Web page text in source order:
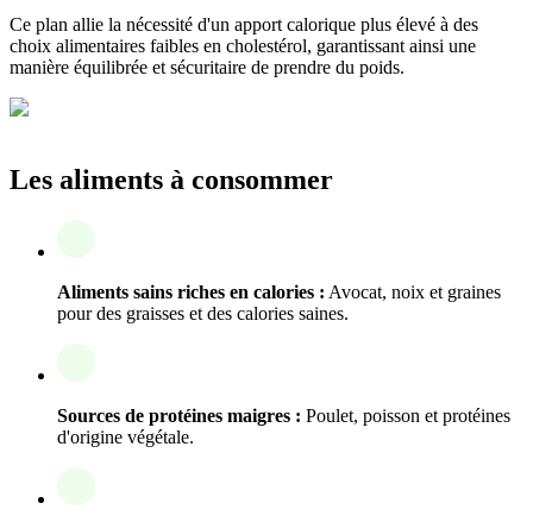
Ce plan allie la nécessité d'un apport calorique plus élevé à des
choix alimentaires faibles en cholestérol, garantissant ainsi une
manière équilibrée et sécuritaire de prendre du poids.
Les aliments à consommer
Aliments sains riches en calories : Avocat, noix et graines
pour des graisses et des calories saines.
Sources de protéines maigres : Poulet, poisson et protéines
d'origine végétale.